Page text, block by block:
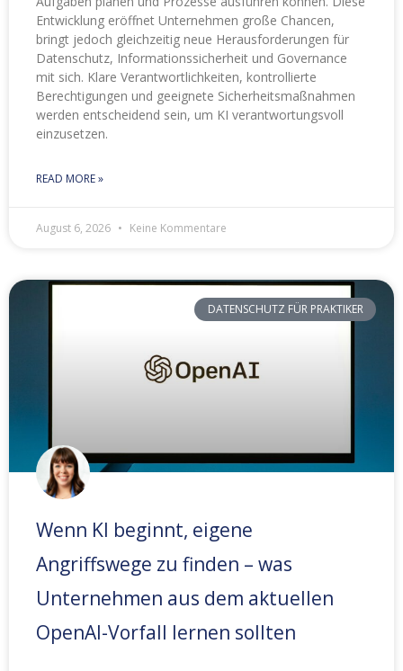
Entwicklung eröffnet Unternehmen große Chancen,
bringt jedoch gleichzeitig neue Herausforderungen für
Datenschutz, Informationssicherheit und Governance
mit sich. Klare Verantwortlichkeiten, kontrollierte
Berechtigungen und geeignete Sicherheitsmaßnahmen
werden entscheidend sein, um KI verantwortungsvoll
einzusetzen.
READ MORE »
August 6, 2026 Keine Kommentare
DATENSCHUTZ FÜR PRAKTIKER
Wenn KI beginnt, eigene
Angriffswege zu finden – was
Unternehmen aus dem aktuellen
OpenAI-Vorfall lernen sollten